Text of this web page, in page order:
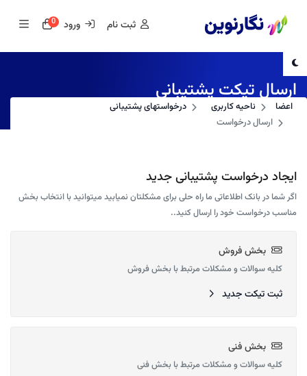
ثبت نام ورود 0 کارت
ارسال تیکت پشتیبانی
اعضا ناحیه کاربری
درخواستهای پشتیبانی
ارسال درخواست
ایجاد درخواست پشتیبانی جدید
اگر شما در بانک اطلاعاتی ما راه حلی برای مشکلتان نمیابید میتوانید با انتخاب بخش
مناسب درخواست خود را ارسال کنید..
بخش فروش
کلیه سوالات و مشکلات مرتبط با بخش فروش
ثبت تیکت جدید
بخش فنی
کلیه سوالات و مشکلات مرتبط با بخش فنی